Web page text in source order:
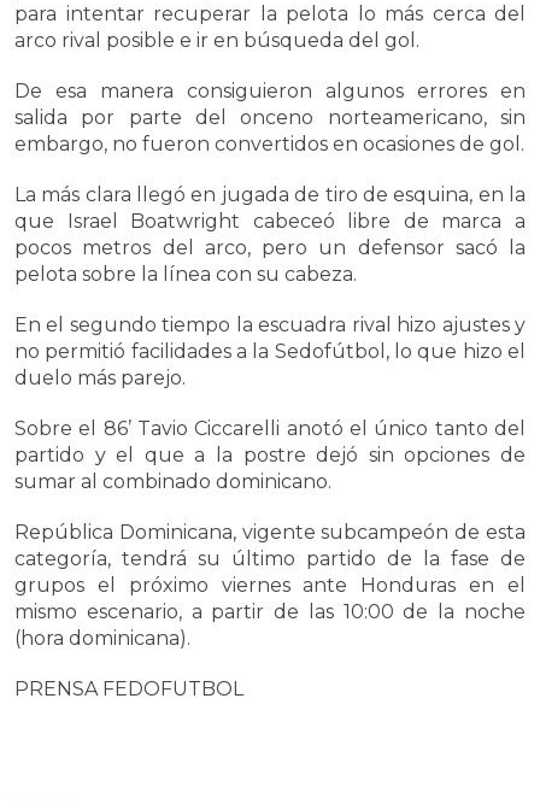
para intentar recuperar la pelota lo más cerca del
arco rival posible e ir en búsqueda del gol.
De esa manera consiguieron algunos errores en
salida por parte del onceno norteamericano, sin
embargo, no fueron convertidos en ocasiones de gol.
La más clara llegó en jugada de tiro de esquina, en la
que Israel Boatwright cabeceó libre de marca a
pocos metros del arco, pero un defensor sacó la
pelota sobre la línea con su cabeza.
En el segundo tiempo la escuadra rival hizo ajustes y
no permitió facilidades a la Sedofútbol, lo que hizo el
duelo más parejo.
Sobre el 86’ Tavio Ciccarelli anotó el único tanto del
partido y el que a la postre dejó sin opciones de
sumar al combinado dominicano.
República Dominicana, vigente subcampeón de esta
categoría, tendrá su último partido de la fase de
grupos el próximo viernes ante Honduras en el
mismo escenario, a partir de las 10:00 de la noche
(hora dominicana).
PRENSA FEDOFUTBOL